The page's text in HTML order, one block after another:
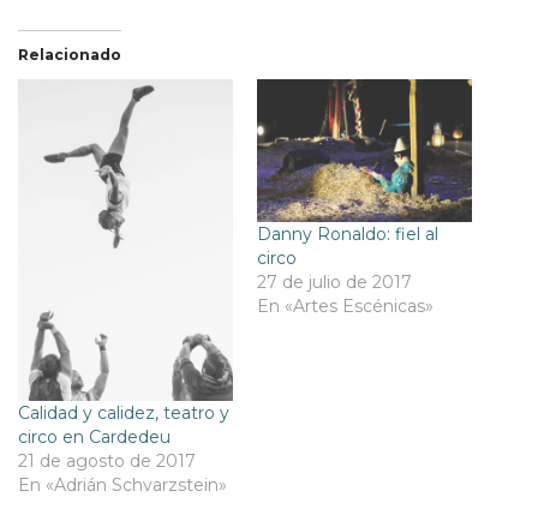
Relacionado
Calidad y calidez, teatro y
circo en Cardedeu
21 de agosto de 2017
En «Adrián Schvarzstein»
Danny Ronaldo: fiel al
circo
27 de julio de 2017
En «Artes Escénicas»